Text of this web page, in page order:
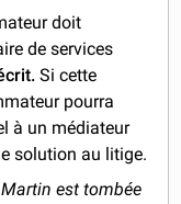
doit
de services
Si cette
pourra
à un médiateur
solution au litige.
est tombée